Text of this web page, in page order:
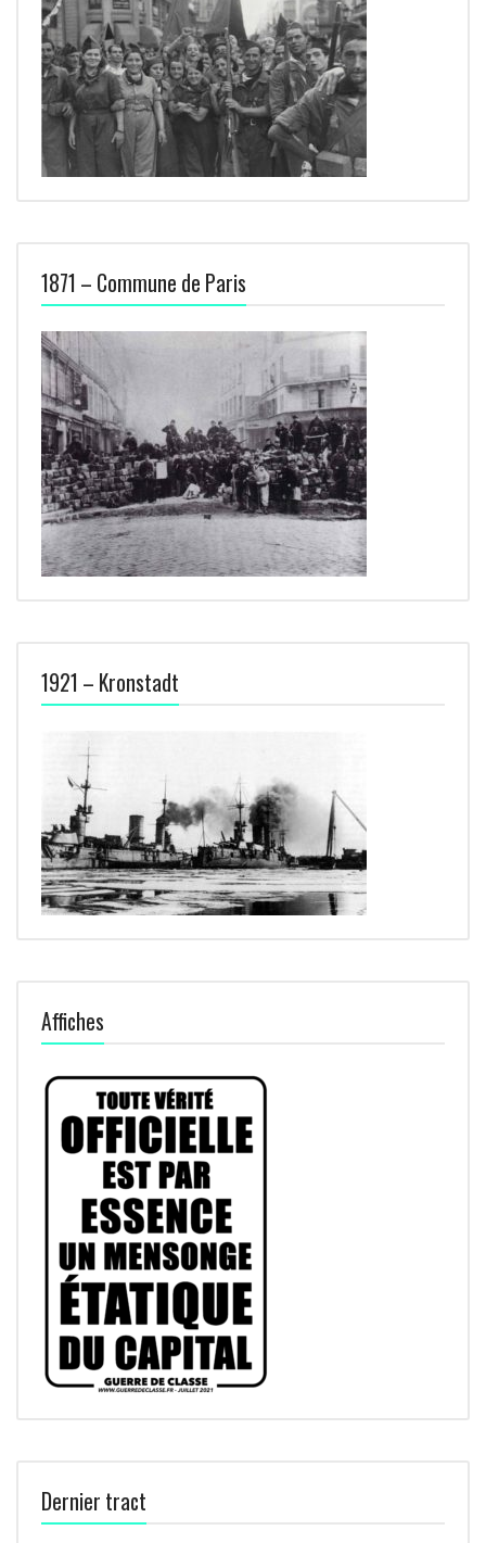
1871 – Commune de Paris
1921 – Kronstadt
Affiches
Dernier tract